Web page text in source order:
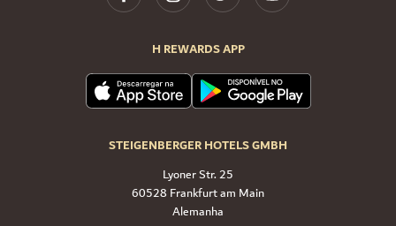
H REWARDS APP
STEIGENBERGER HOTELS GMBH
Lyoner Str. 25
60528 Frankfurt am Main
Alemanha